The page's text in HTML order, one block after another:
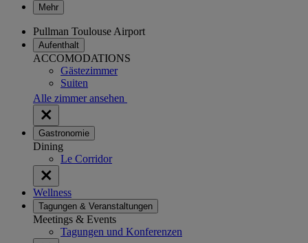
Mehr
Pullman Toulouse Airport
Aufenthalt
ACCOMODATIONS
Gästezimmer
Suiten
Alle zimmer ansehen
Gastronomie
Dining
Le Corridor
Wellness
Tagungen & Veranstaltungen
Meetings & Events
Tagungen und Konferenzen